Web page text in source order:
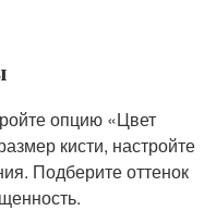
опцию «Цвет
кисти, настройте
Подберите оттенок